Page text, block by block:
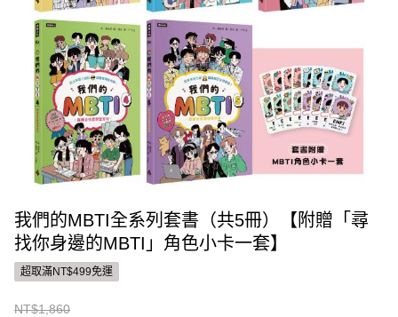
我們的MBTI全系列套書（共5冊）【附贈「尋
找你身邊的MBTI」角色小卡一套】
超取滿NT$499免運
NT$1,860